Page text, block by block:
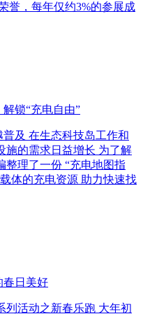
誉，每年仅约3%的参展成
锁“充电自由”
及 在生态科技岛工作和
施的需求日益增长 为了解
整理了一份 “充电地图指
体的充电资源 助力快速找
春日美好
列活动之新春乐跑 大年初